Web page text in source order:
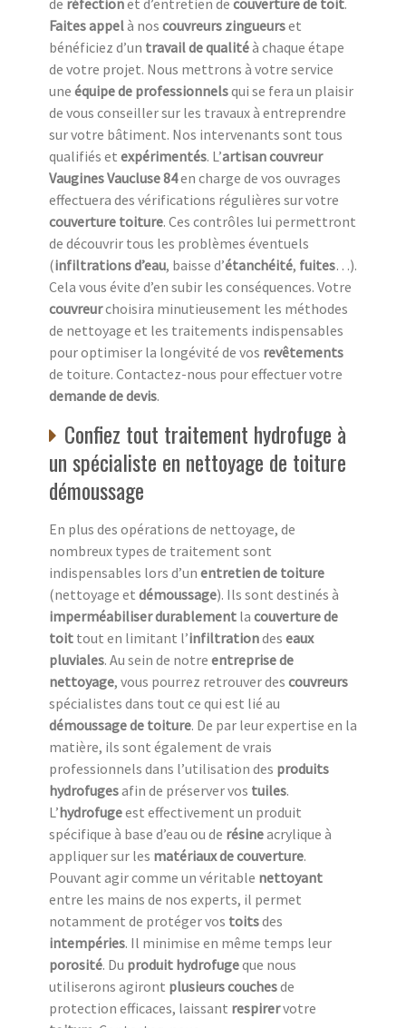
Faites appelà nos couvreurs zingueurset
bénéficiez d’un travail de qualitéà chaque étape
de votre projet. Nous mettrons à votre service
une équipe de professionnelsqui se fera un plaisir
de vous conseiller sur les travaux à entreprendre
sur votre bâtiment. Nos intervenants sont tous
qualifiés et expérimentés. L’artisan couvreur
Vaugines Vaucluse 84en charge de vos ouvrages
effectuera des vérifications régulières sur votre
couverture toiture. Ces contrôles lui permettront
de découvrir tous les problèmes éventuels
(infiltrations d’eau, baisse d’étanchéité, fuites…).
Cela vous évite d’en subir les conséquences. Votre
couvreurchoisira minutieusement les méthodes
de nettoyage et les traitements indispensables
pour optimiser la longévité de vos revêtements
de toiture. Contactez-nous pour effectuer votre
demande de devis.
Confiez tout traitement hydrofuge à
un spécialiste en nettoyage de toiture
démoussage
En plus des opérations de nettoyage, de
nombreux types de traitement sont
indispensables lors d’un entretien de toiture
(nettoyage et démoussage). Ils sont destinés à
imperméabiliser durablement la couverture de
toit tout en limitant l’infiltrationdes eaux
pluviales. Au sein de notre entreprise de
nettoyage, vous pourrez retrouver des couvreurs
spécialistes dans tout ce qui est lié au
démoussage de toiture. De par leur expertise en la
matière, ils sont également de vrais
professionnels dans l’utilisation des produits
hydrofugesafin de préserver vos tuiles.
L’hydrofugeest effectivement un produit
spécifique à base d’eau ou de résineacrylique à
appliquer sur les matériaux de couverture.
Pouvant agir comme un véritable nettoyant
entre les mains de nos experts, il permet
notamment de protéger vos toitsdes
intempéries. Il minimise en même temps leur
porosité. Du produit hydrofugeque nous
utiliserons agiront plusieurs couchesde
protection efficaces, laissant respirervotre